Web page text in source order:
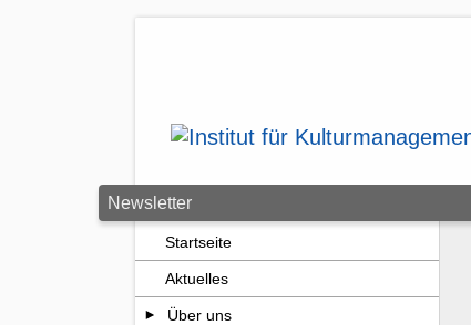
Newsletter
Startseite
Aktuelles
Über uns